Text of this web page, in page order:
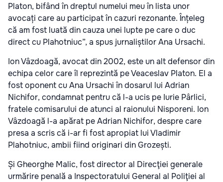
Platon, bifând în dreptul numelui meu în lista unor
avocați care au participat în cazuri rezonante. Înțeleg
că am fost luată din cauza unei lupte pe care o duc
direct cu Plahotniuc”, a spus jurnaliștilor Ana Ursachi.
Ion Vâzdoagă, avocat din 2002, este un alt defensor din
echipa celor care îl reprezintă pe Veaceslav Platon. El a
fost oponent cu Ana Ursachi în dosarul lui Adrian
Nichifor, condamnat pentru că l-a ucis pe Iurie Pârlici,
fratele comisarului de atunci al raionului Nisporeni. Ion
Vâzdoagă l-a apărat pe Adrian Nichifor, despre care
presa a scris că i-ar fi fost apropiat lui Vladimir
Plahotniuc, ambii fiind originari din Grozești.
Și Gheorghe Malic, fost director al Direcţiei generale
urmărire penală a Inspectoratului General al Poliţiei al